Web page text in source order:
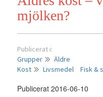
mjölken?
Publicerat i:
Grupper
Äldre
Kost
Livsmedel Fisk &
Publicerat 2016-06-10